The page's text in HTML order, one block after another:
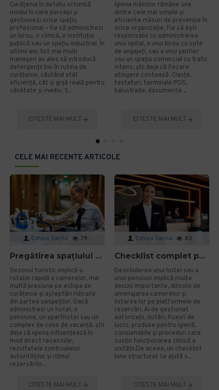
Curățenia în detaliu schimbă
modul în care percepi și
gestionezi orice spațiu
profesional – fie că administrezi
un birou, o clinică, o instituție
publică sau un spațiu industrial. În
ultimii ani, tot mai mulți
manageri au ales să introducă
detergenții bio în rutina de
curățenie, căutând atât
eficiență, cât și grijă reală pentru
sănătate și mediu. S..
CITESTE MAI MULT
Igiena mâinilor rămâne una
dintre cele mai simple și
eficiente măsuri de prevenție în
orice organizație. Fie că ești
responsabil cu administrarea
unui spital, a unui birou cu sute
de angajați, sau a unui șantier
sau un spațiu comercial cu trafic
intens, știi deja că fiecare
atingere contează. Clanțe,
tastaturi, terminale POS,
balustrade, documente ..
CITESTE MAI MULT
CELE MAI RECENTE ARTICOLE
Echipa Sanito 79
Pregătirea spațiului pentru sezonul turistic: cum eviți problemele de igienă?
Sezonul turistic implică o
rotație rapidă a camerelor, mai
multă presiune pe echipa de
curățenie și așteptări ridicate
din partea oaspeților. Dacă
administrezi un hotel, o
pensiune, un aparthotel sau un
complex de case de vacanță, știi
deja că igiena influențează în
mod direct recenziile,
rezultatele controalelor
autorităților și ritmul
rezervărilo..
CITESTE MAI MULT
Echipa Sanito 83
Checklist complet pentru deschiderea unui hotel sau a unei pensiuni
Deschiderea unui hotel sau a
unei pensiuni implică multe
decizii importante, dincolo de
amenajarea camerelor și
listarea lor pe platformele de
rezervări. Ai de gestionat
autorizații, dotări, fluxuri de
lucru, produse pentru igienă,
consumabile și proceduri care
susțin funcționarea zilnică a
unității.De aceea, un checklist
bine structurat te ajută s..
CITESTE MAI MULT